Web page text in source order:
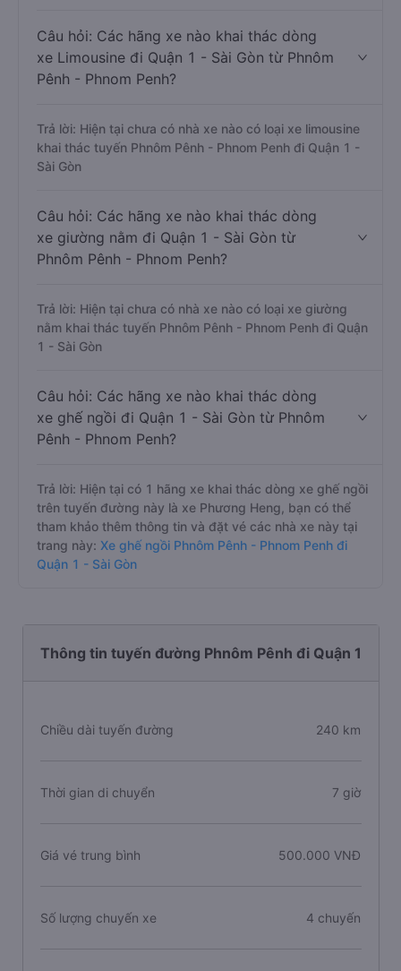
Câu hỏi: Các hãng xe nào khai thác dòng
xe Limousine đi Quận 1 - Sài Gòn từ Phnôm
Pênh - Phnom Penh?
Trả lời: Hiện tại chưa có nhà xe nào có loại xe limousine
khai thác tuyến Phnôm Pênh - Phnom Penh đi Quận 1 -
Sài Gòn
Câu hỏi: Các hãng xe nào khai thác dòng
xe giường nằm đi Quận 1 - Sài Gòn từ
Phnôm Pênh - Phnom Penh?
Trả lời: Hiện tại chưa có nhà xe nào có loại xe giường
nằm khai thác tuyến Phnôm Pênh - Phnom Penh đi Quận
1 - Sài Gòn
Câu hỏi: Các hãng xe nào khai thác dòng
xe ghế ngồi đi Quận 1 - Sài Gòn từ Phnôm
Pênh - Phnom Penh?
Trả lời: Hiện tại có 1 hãng xe khai thác dòng xe ghế ngồi
trên tuyến đường này là xe Phương Heng, bạn có thể
tham khảo thêm thông tin và đặt vé các nhà xe này tại
trang này: Xe ghế ngồi Phnôm Pênh - Phnom Penh đi
Quận 1 - Sài Gòn
Thông tin tuyến đường Phnôm Pênh đi Quận 1
Chiều dài tuyến đường 240 km
Thời gian di chuyển 7 giờ
Giá vé trung bình 500.000 VNĐ
Số lượng chuyến xe 4 chuyến